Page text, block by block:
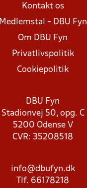
Kontakt os
Medlemstal - DBU Fyn
Om DBU Fyn
Privatlivspolitik
Cookiepolitik
DBU Fyn
Stadionvej 50, opg. C
5200 Odense V
CVR: 35208518
info@dbufyn.dk
Tlf. 66178218